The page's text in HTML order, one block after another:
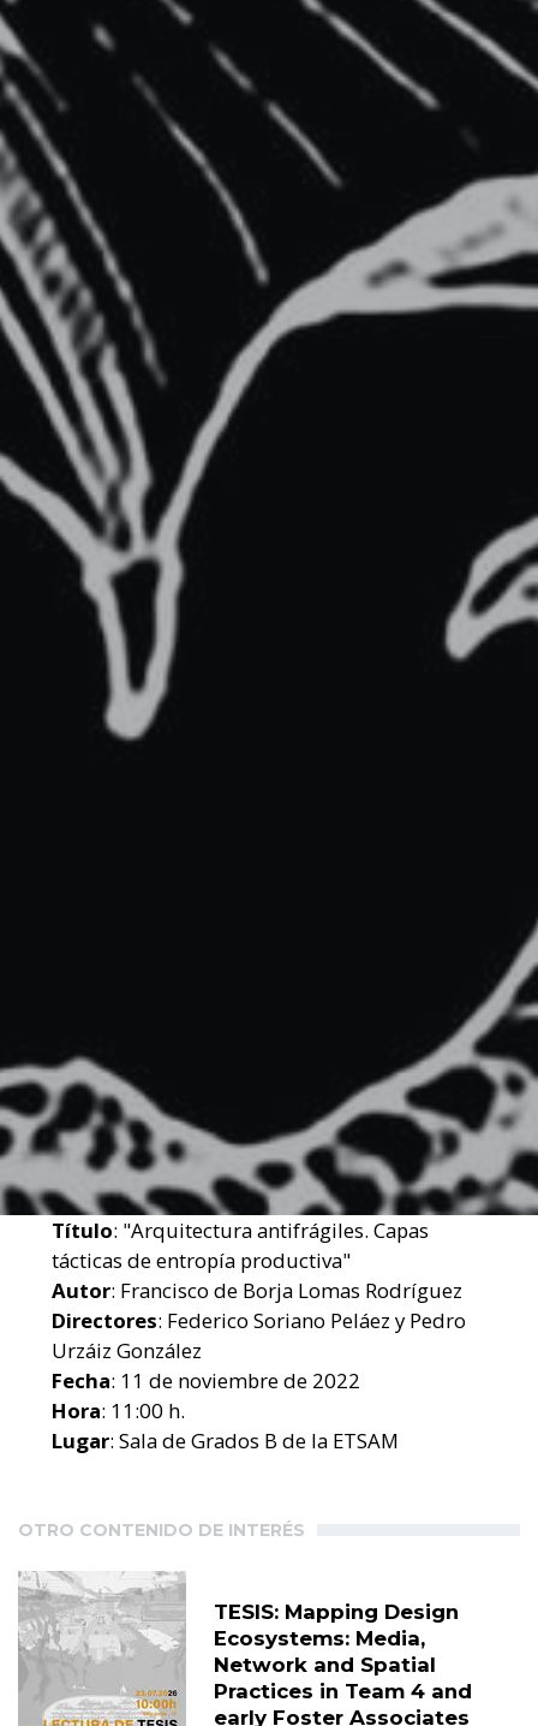
Título: "Arquitectura antifrágiles. Capas
tácticas de entropía productiva"
Autor: Francisco de Borja Lomas Rodríguez
Directores: Federico Soriano Peláez y Pedro
Urzáiz González
Fecha: 11 de noviembre de 2022
Hora: 11:00 h.
Lugar: Sala de Grados B de la ETSAM
OTRO CONTENIDO DE INTERÉS
TESIS: Mapping Design
Ecosystems: Media,
Network and Spatial
Practices in Team 4 and
early Foster Associates